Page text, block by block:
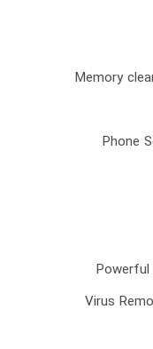
Memory
Phone
Virus